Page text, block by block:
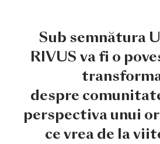
Sub semnătura
RIVUS va fi o
despre
perspectiva unui
ce vrea de la